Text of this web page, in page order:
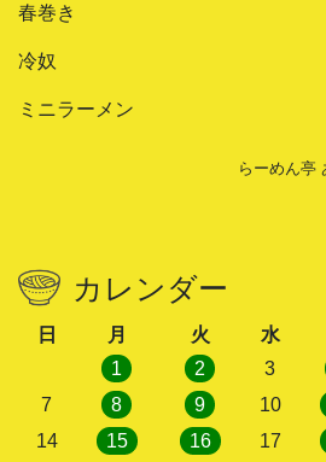
春巻き
冷奴
ミニラーメン
らーめん亭
カレンダー
日 月 火 水
1
2 3
7
8 9 10
14
15 16 17